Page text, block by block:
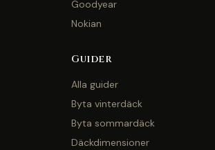
Goodyear
Nokian
Guider
Alla guider
Byta vinterdäck
Byta sommardäck
Däckdimensioner